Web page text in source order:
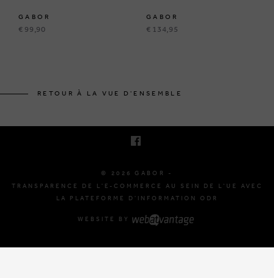
GABOR
€ 99,90
GABOR
€ 134,95
RETOUR À LA VUE D'ENSEMBLE
© 2026 GABOR -
TRANSPARENCE DE L'E-COMMERCE AU SEIN DE L'UE AVEC
LA PLATEFORME D'INFORMATION ODR
WEBSITE BY